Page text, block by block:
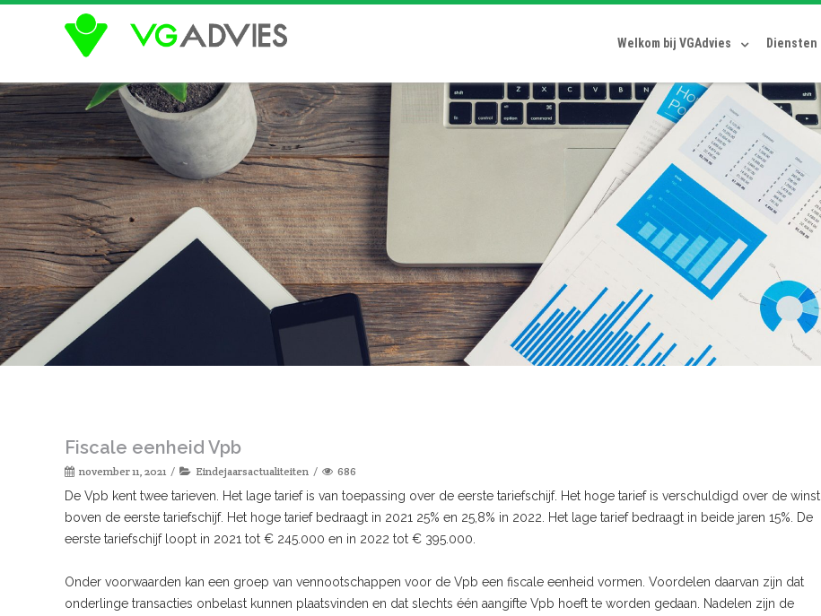
Welkom bij VGAdvies Diensten
Fiscale eenheid Vpb
november 11, 2021 Eindejaarsactualiteiten 686
De Vpb kent twee tarieven. Het lage tarief is van toepassing over de eerste tariefschijf. Het hoge tarief is verschuldigd over de winst
boven de eerste tariefschijf. Het hoge tarief bedraagt in 2021 25% en 25,8% in 2022. Het lage tarief bedraagt in beide jaren 15%. De
eerste tariefschijf loopt in 2021 tot € 245.000 en in 2022 tot € 395.000.
Onder voorwaarden kan een groep van vennootschappen voor de Vpb een fiscale eenheid vormen. Voordelen daarvan zijn dat
onderlinge transacties onbelast kunnen plaatsvinden en dat slechts één aangifte Vpb hoeft te worden gedaan. Nadelen zijn de